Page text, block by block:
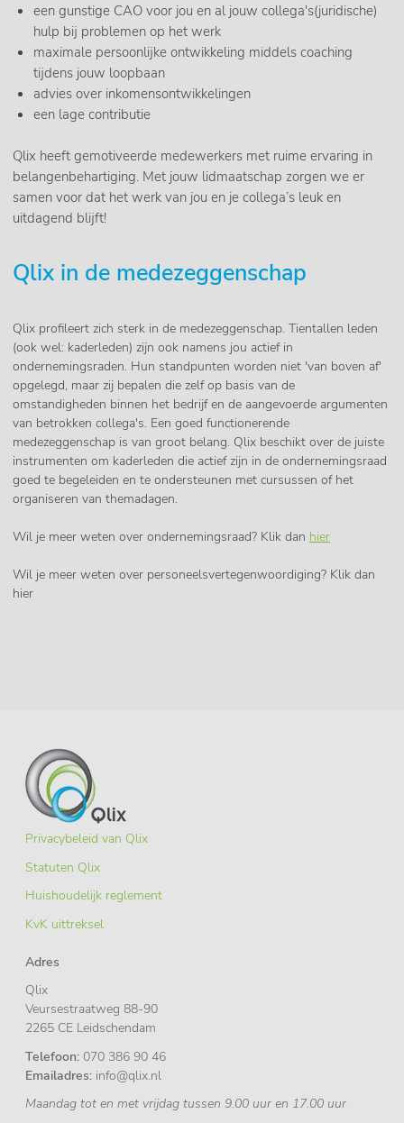
een gunstige CAO voor jou en al jouw collega's(juridische)
hulp bij problemen op het werk
maximale persoonlijke ontwikkeling middels coaching
tijdens jouw loopbaan
advies over inkomensontwikkelingen
een lage contributie
Qlix heeft gemotiveerde medewerkers met ruime ervaring in
belangenbehartiging. Met jouw lidmaatschap zorgen we er
samen voor dat het werk van jou en je collega’s leuk en
uitdagend blijft!
Qlix in de medezeggenschap
Qlix profileert zich sterk in de medezeggenschap. Tientallen leden
(ook wel: kaderleden) zijn ook namens jou actief in
ondernemingsraden. Hun standpunten worden niet 'van boven af'
opgelegd, maar zij bepalen die zelf op basis van de
omstandigheden binnen het bedrijf en de aangevoerde argumenten
van betrokken collega's. Een goed functionerende
medezeggenschap is van groot belang. Qlix beschikt over de juiste
instrumenten om kaderleden die actief zijn in de ondernemingsraad
goed te begeleiden en te ondersteunen met cursussen of het
organiseren van themadagen.
Wil je meer weten over ondernemingsraad? Klik dan hier
Wil je meer weten over personeelsvertegenwoordiging? Klik dan
hier
Privacybeleid van Qlix
Statuten Qlix
Huishoudelijk reglement
KvK uittreksel
Adres
Qlix
Veursestraatweg 88-90
2265 CE Leidschendam
Telefoon: 070 386 90 46
Emailadres: info@qlix.nl
Maandag tot en met vrijdag tussen 9.00 uur en 17.00 uur